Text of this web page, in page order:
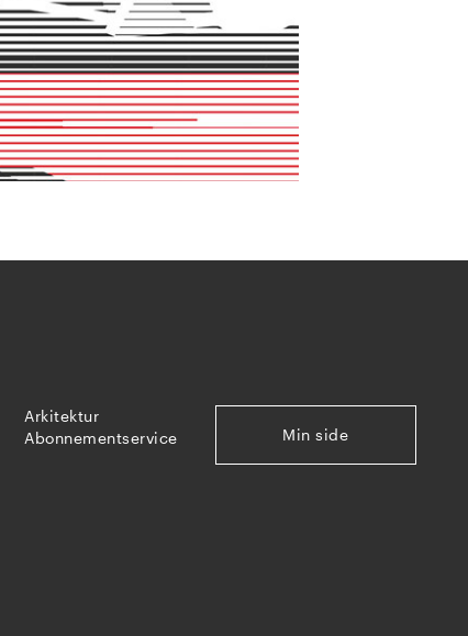
Arkitektur
Abonnementservice
Min side